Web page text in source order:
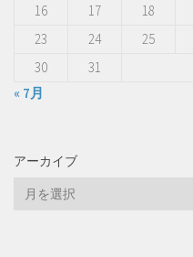
16
17 18
23
24 25
30
31
« 7月
アーカイブ